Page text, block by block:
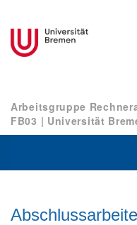
Arbeitsgruppe
FB03 | Universität